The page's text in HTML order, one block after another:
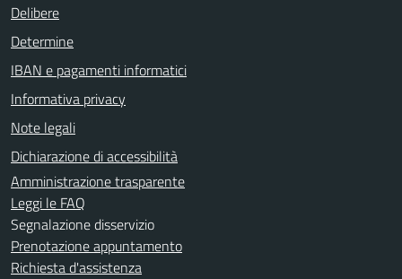
Delibere
Determine
IBAN e pagamenti informatici
Informativa privacy
Note legali
Dichiarazione di accessibilità
Amministrazione trasparente
Leggi le FAQ
Segnalazione disservizio
Prenotazione appuntamento
Richiesta d'assistenza